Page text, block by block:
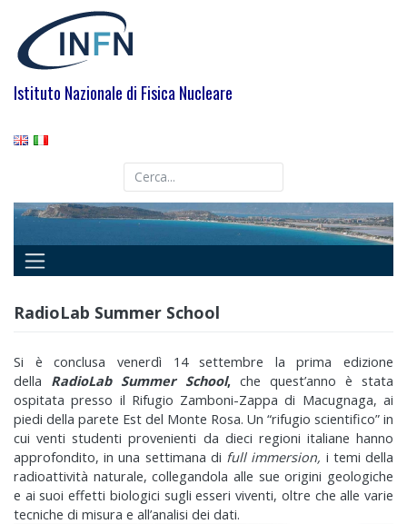
content
Istituto Nazionale di Fisica Nucleare
RadioLab Summer School
Si è conclusa venerdì 14 settembre la prima edizione
della RadioLab Summer School, che quest’anno è stata
ospitata presso il Rifugio Zamboni-Zappa di Macugnaga, ai
piedi della parete Est del Monte Rosa. Un “rifugio scientifico” in
cui venti studenti provenienti da dieci regioni italiane hanno
approfondito, in una settimana di full immersion, i temi della
radioattività naturale, collegandola alle sue origini geologiche
e ai suoi effetti biologici sugli esseri viventi, oltre che alle varie
tecniche di misura e all’analisi dei dati.